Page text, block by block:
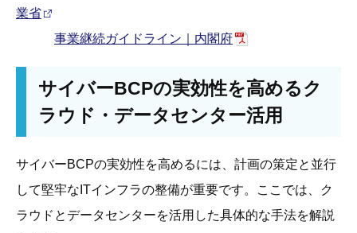
業省
事業継続ガイドライン｜内閣府
サイバーBCPの実効性を高めるク
ラウド・データセンター活用
サイバーBCPの実効性を高めるには、計画の策定と並行
して堅牢なITインフラの整備が重要です。ここでは、ク
ラウドとデータセンターを活用した具体的な手法を解説